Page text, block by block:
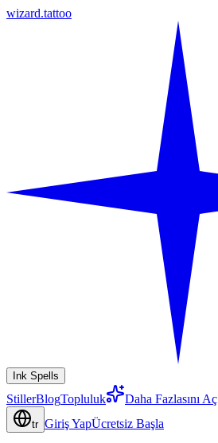
wizard.tattoo
Ink Spells
StillerBlogTopluluk Daha Fazlasını Aç
tr Giriş YapÜcretsiz Başla